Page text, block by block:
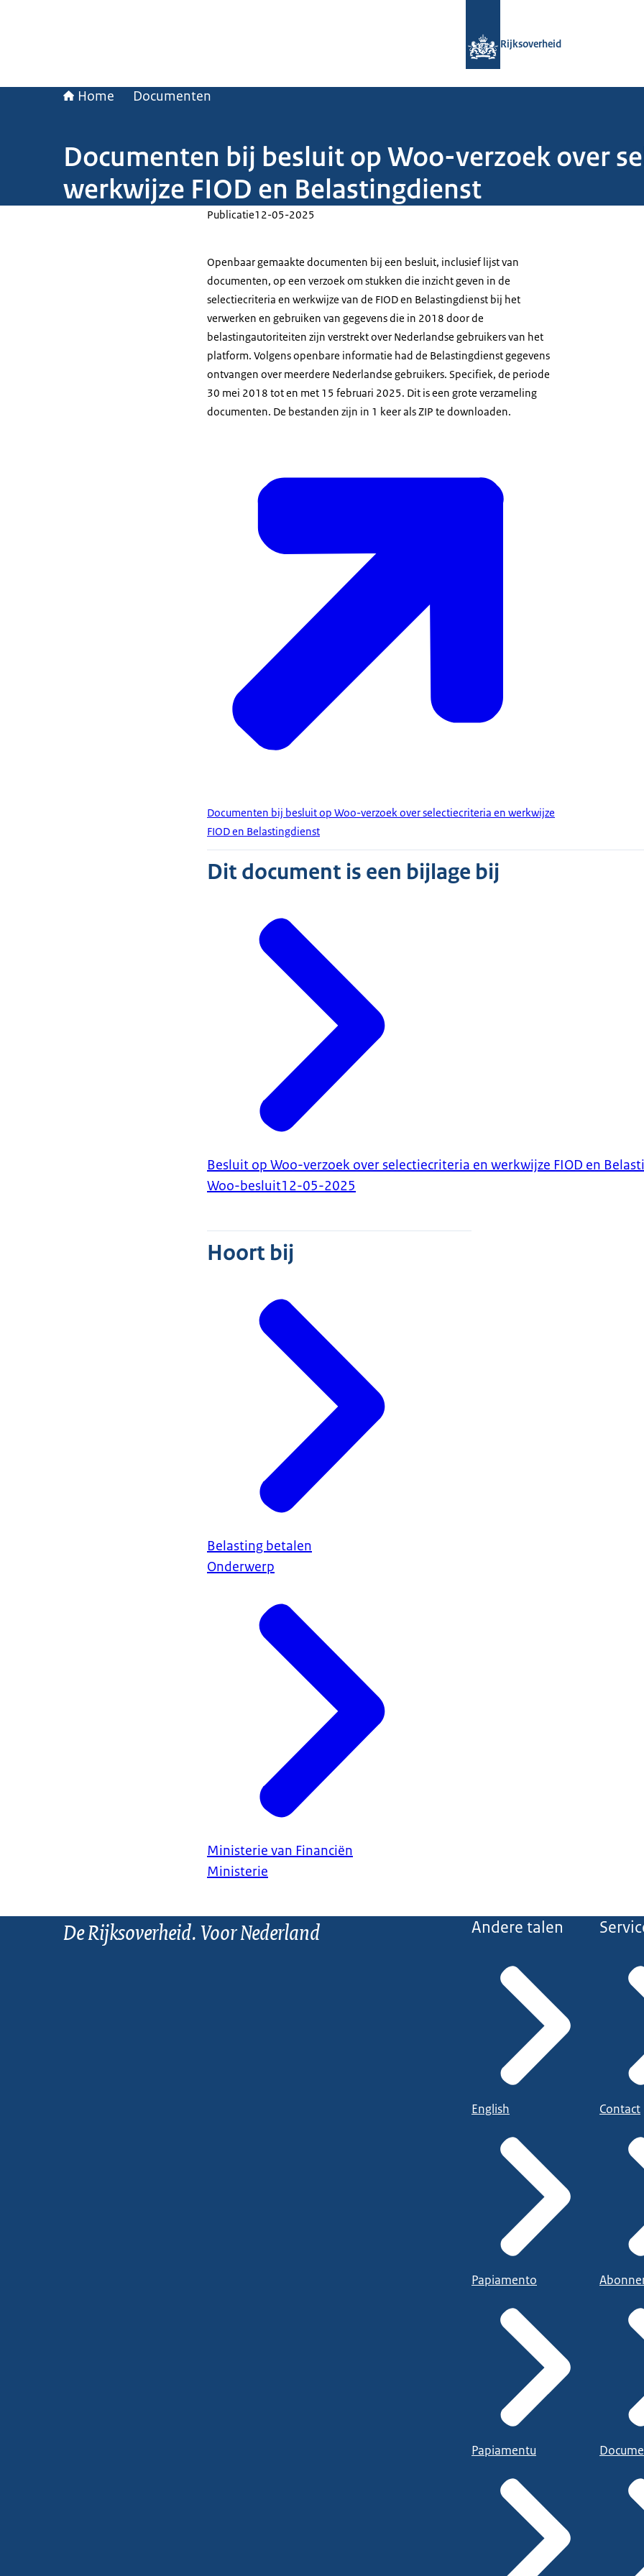
Rijksoverheid
Home Documenten
Documenten bij besluit op Woo-verzoek over
werkwijze FIOD en Belastingdienst
Publicatie12-05-2025
Openbaar gemaakte documenten bij een besluit, inclusief lijst van
documenten, op een verzoek om stukken die inzicht geven in de
selectiecriteria en werkwijze van de FIOD en Belastingdienst bij het
verwerken en gebruiken van gegevens die in 2018 door de
belastingautoriteiten zijn verstrekt over Nederlandse gebruikers van het
platform. Volgens openbare informatie had de Belastingdienst gegevens
ontvangen over meerdere Nederlandse gebruikers. Specifiek, de periode
30 mei 2018 tot en met 15 februari 2025. Dit is een grote verzameling
documenten. De bestanden zijn in 1 keer als ZIP te downloaden.
Documenten bij besluit op Woo-verzoek over selectiecriteria en werkwijze
FIOD en Belastingdienst
Dit document is een bijlage bij
Besluit op Woo-verzoek over selectiecriteria en werkwijze FIOD en
Woo-besluit12-05-2025
Hoort bij
Belasting betalen
Onderwerp
Ministerie van Financiën
Ministerie
De Rijksoverheid. Voor Nederland Andere talen
English
Papiamento
Papiamentu
Contact